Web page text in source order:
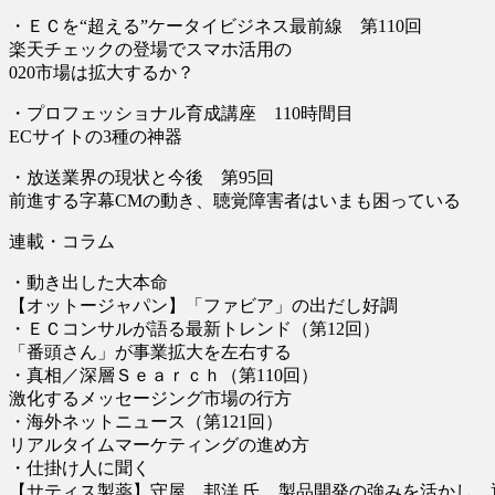
・ＥＣを“超える”ケータイビジネス最前線 第110回
楽天チェックの登場でスマホ活用の
020市場は拡大するか？
・プロフェッショナル育成講座 110時間目
ECサイトの3種の神器
・放送業界の現状と今後 第95回
前進する字幕CMの動き、聴覚障害者はいまも困っている
連載・コラム
・動き出した大本命
【オットージャパン】「ファビア」の出だし好調
・ＥＣコンサルが語る最新トレンド（第12回）
「番頭さん」が事業拡大を左右する
・真相／深層Ｓｅａｒｃｈ（第110回）
激化するメッセージング市場の行方
・海外ネットニュース（第121回）
リアルタイムマーケティングの進め方
・仕掛け人に聞く
【サティス製薬】守屋 邦洋 氏 製品開発の強みを活かし、